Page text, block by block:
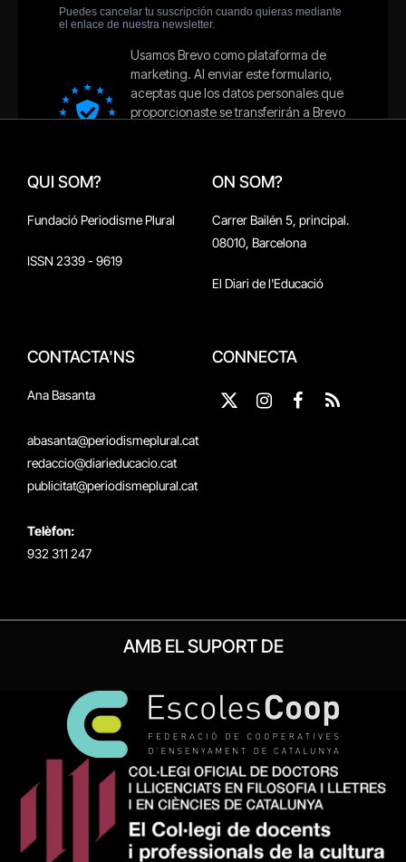
QUI SOM?
Fundació Periodisme Plural
ISSN 2339 - 9619
ON SOM?
Carrer Bailén 5, principal.
08010, Barcelona
El Diari de l'Educació
CONTACTA'NS
Ana Basanta
abasanta@periodismeplural.cat
redaccio@diarieducacio.cat
publicitat@periodismeplural.cat
Telèfon:
932 311 247
CONNECTA
X
Instagram
Facebook
RSS
AMB EL SUPORT DE